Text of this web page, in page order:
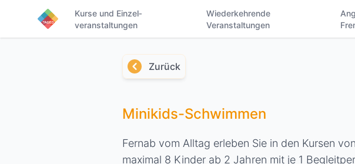
Kurse und Einzel­
veranstaltungen
Wieder­kehrende
Veranstaltungen
Zurück
Minikids-Schwimmen
Fernab vom Alltag erleben Sie in den Kursen
maximal 8 Kinder ab 2 Jahren mit je 1